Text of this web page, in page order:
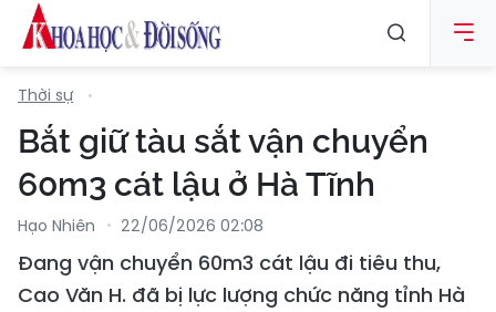
Thời sự
Bắt giữ tàu sắt vận chuyển
60m3 cát lậu ở Hà Tĩnh
Hạo Nhiên 22/06/2026 02:08
Đang vận chuyển 60m3 cát lậu đi tiêu thu,
Cao Văn H. đã bị lực lượng chức năng tỉnh Hà